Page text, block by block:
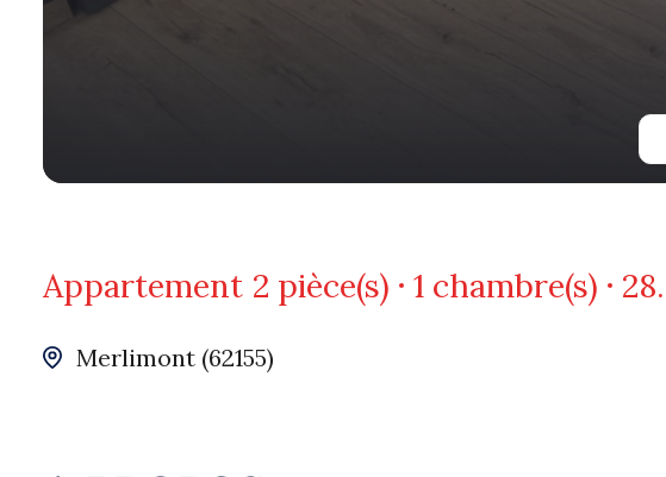
Appartement 2 pièce(s) 1 chambre(s)
Merlimont (62155)